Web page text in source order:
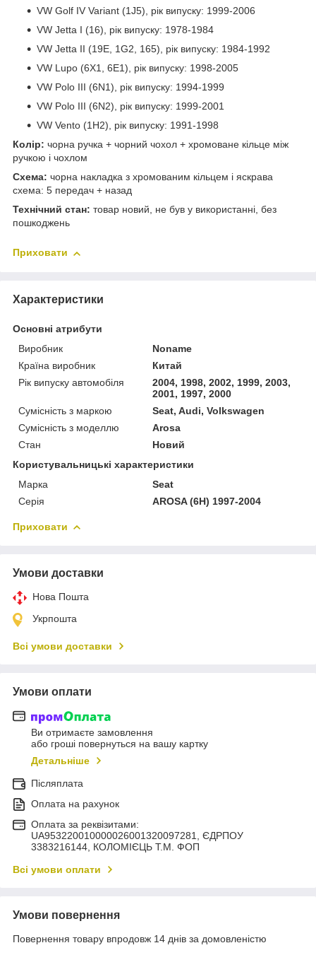
VW Golf IV Variant (1J5), рік випуску: 1999-2006
VW Jetta I (16), рік випуску: 1978-1984
VW Jetta II (19E, 1G2, 165), рік випуску: 1984-1992
VW Lupo (6X1, 6E1), рік випуску: 1998-2005
VW Polo III (6N1), рік випуску: 1994-1999
VW Polo III (6N2), рік випуску: 1999-2001
VW Vento (1H2), рік випуску: 1991-1998
Колір: чорна ручка + чорний чохол + хромоване кільце між
ручкою і чохлом
Схема: чорна накладка з хромованим кільцем і яскрава
схема: 5 передач + назад
Технічний стан: товар новий, не був у використанні, без
пошкоджень
Приховати
Характеристики
Основні атрибути
Виробник
Noname
Країна виробник
Китай
Рік випуску автомобіля
2004, 1998, 2002, 1999, 2003,
2001, 1997, 2000
Сумісність з маркою
Seat, Audi, Volkswagen
Сумісність з моделлю
Arosa
Стан
Новий
Користувальницькі характеристики
Марка
Seat
Серія
AROSA (6H) 1997-2004
Приховати
Умови доставки
Нова Пошта
Укрпошта
Всі умови доставки
Умови оплати
Ви отримаєте замовлення
або гроші повернуться на вашу картку
Детальніше
Післяплата
Оплата на рахунок
Оплата за реквізитами:
UA953220010000026001320097281, ЄДРПОУ
3383216144, КОЛОМIЄЦЬ Т.М. ФОП
Всі умови оплати
Умови повернення
Повернення товару впродовж 14 днів за домовленістю